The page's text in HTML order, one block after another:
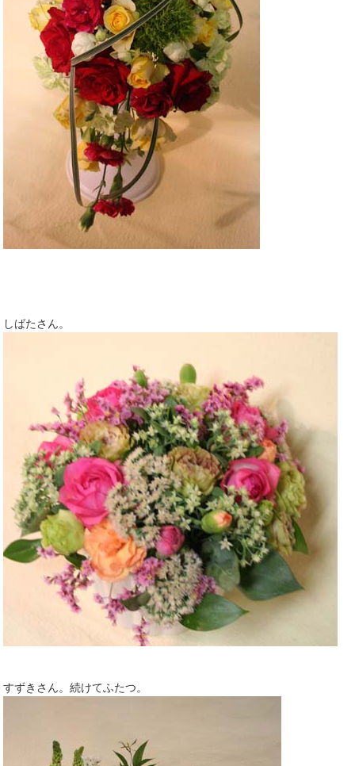
しばたさん。
すずきさん。続けてふたつ。